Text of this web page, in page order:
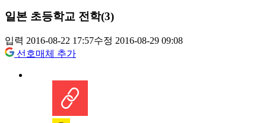
일본 초등학교 전학(3)
입력 2016-08-22 17:57수정 2016-08-29 09:08
선호매체 추가